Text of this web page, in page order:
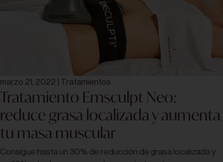
marzo 21, 2022 Tratamientos
Tratamiento Emsculpt Neo:
reduce grasa localizada y aumenta
tu masa muscular
Consigue hasta un 30% de reducción de grasa localizada y